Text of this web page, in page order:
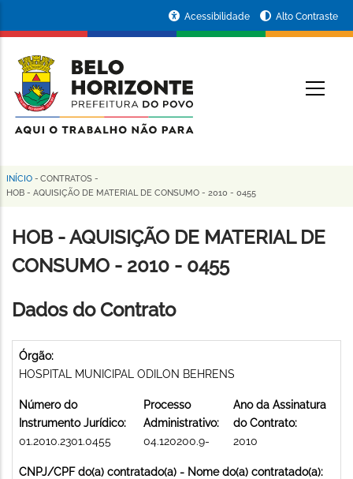
conteúdo
principal
da
Prefeitura
de
Horizonte
Acessibilidade Alto Contraste
Trilha
navegação
INÍCIO - CONTRATOS -
HOB - AQUISIÇÃO DE MATERIAL DE CONSUMO - 2010 - 0455
HOB - AQUISIÇÃO DE MATERIAL DE
CONSUMO - 2010 - 0455
Dados do Contrato
Órgão:
HOSPITAL MUNICIPAL ODILON BEHRENS
Número do
Instrumento Jurídico:
01.2010.2301.0455
Processo
Administrativo:
04.120200.9-
Ano da Assinatura
do Contrato:
2010
CNPJ/CPF do(a) contratado(a) - Nome do(a) contratado(a):